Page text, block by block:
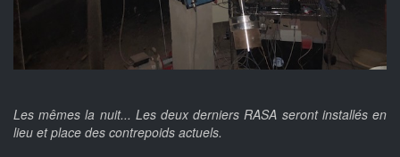
Les mêmes la nuit... Les deux derniers RASA seront installés en
lieu et place des contrepoids actuels.